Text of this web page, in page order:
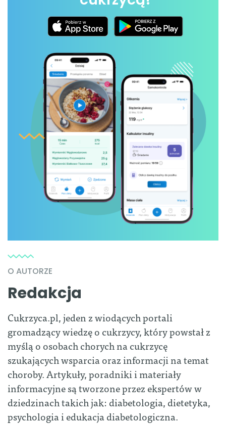
O AUTORZE
Redakcja
Cukrzyca.pl, jeden z wiodących portali
gromadzący wiedzę o cukrzycy, który powstał z
myślą o osobach chorych na cukrzycę
szukających wsparcia oraz informacji na temat
choroby. Artykuły, poradniki i materiały
informacyjne są tworzone przez ekspertów w
dziedzinach takich jak: diabetologia, dietetyka,
psychologia i edukacja diabetologiczna.